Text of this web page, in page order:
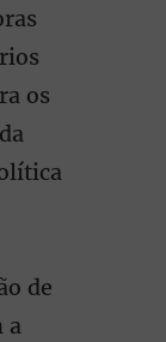
os
de
a